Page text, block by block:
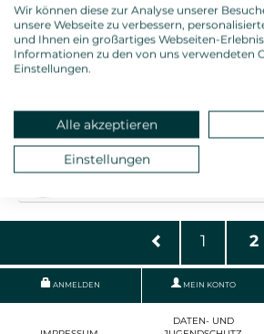
I Campi, Venetien - 0,75l. Fl.
Gambero Rosso: 3 Gläser
Ronaldi "Toptipp" : 5 Sterne
14,95 €
ETNA BIANCO LENZA DI
Tenute Nicosia, Sizilien - 0,75l. Fl.
Gambero Rosso: 2 Gläser
Ronaldi "Toptipp" : 5 Sterne
1 2
ANMELDEN MEIN KONTO
DATEN- UND
Wir können diese zur Analyse unserer
unsere Webseite zu verbessern,
und Ihnen ein großartiges Webseiten-
Informationen zu den von uns verwendeten
Einstellungen.
Alle akzeptieren
Einstellungen